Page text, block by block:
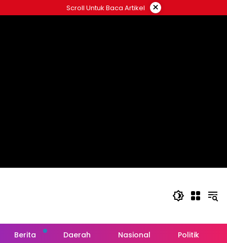
ke
Scroll Untuk Baca Artikel ×
Berita Daerah Nasional Politik